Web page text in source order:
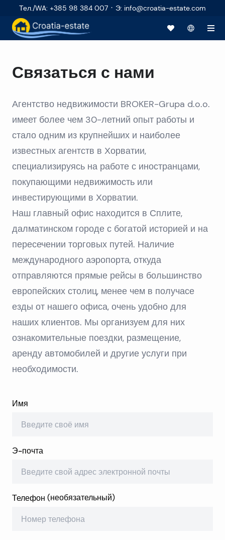
Тел./WA: +385 98 384 007 · Э: info@croatia-estate.com
Связаться с нами
Агентство недвижимости BROKER-Grupa d.o.o.
имеет более чем 30-летний опыт работы и
стало одним из крупнейших и наиболее
известных агентств в Хорватии,
специализируясь на работе с иностранцами,
покупающими недвижимость или
инвестирующими в Хорватии.
Наш главный офис находится в Сплите,
далматинском городе с богатой историей и на
пересечении торговых путей. Наличие
международного аэропорта, откуда
отправляются прямые рейсы в большинство
европейских столиц, менее чем в получасе
езды от нашего офиса, очень удобно для
наших клиентов. Мы организуем для них
ознакомительные поездки, размещение,
аренду автомобилей и другие услуги при
необходимости.
Имя
Э-почта
Телефон (необязательный)